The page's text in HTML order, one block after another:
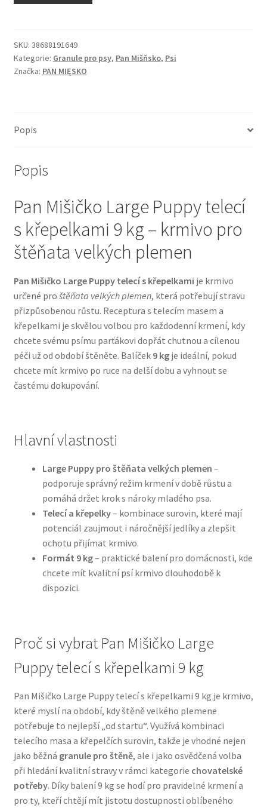
Odpočívadla pro kočky
Pamlsky pro kočky
Škrabadla pro kočky
Veterinární dieta pro kočky
Vše pro psy — Krmivo, doplňky, vybavení
Bozita pro psy — Švédské krmivo s nordickou kvalitou
Brit pro psy
Granule pro psy
Natural Trainer pro psy — Italské krmivo s
Happy Dog — Německá kvalita a přirozené složení
Hill’s pro psy
Hračky pro psy
Konzervy a kapsičky pro psy
N&D Farmina pro psy — Italské holistic krmivo
Oblečky pro psy
Pelíšky pro psy
Ortopedické pelíšky
Přepravky pro psy
Purizon pro psy — Vysoký obsah masa, bez obilovin
Royal Canin pro psy
SKU: 38688191649
Kategorie: Granule pro psy, Pan Mišňsko, Psi
Značka: PAN MIĘSKO
Popis
Popis
Pan Mišičko Large Puppy telecí
s křepelkami 9 kg – krmivo pro
štěňata velkých plemen
Pan Mišičko Large Puppy telecí s křepelkami je krmivo
určené pro štěňata velkých plemen, která potřebují stravu
přizpůsobenou růstu. Receptura s telecím masem a
křepelkami je skvělou volbou pro každodenní krmení, kdy
chcete svému psímu parťákovi dopřát chutnou a cílenou
péči už od období štěněte. Balíček 9 kgje ideální, pokud
chcete mít krmivo po ruce na delší dobu a vyhnout se
častému dokupování.
Hlavní vlastnosti
Large Puppy pro štěňata velkých plemen –
podporuje správný režim krmení v době růstu a
pomáhá držet krok s nároky mladého psa.
Telecí a křepelky– kombinace surovin, které mají
potenciál zaujmout i náročnější jedlíky a zlepšit
ochotu přijímat krmivo.
Formát 9 kg– praktické balení pro domácnosti, kde
chcete mít kvalitní psí krmivo dlouhodobě k
dispozici.
Proč si vybrat Pan Mišičko Large
Puppy telecí s křepelkami 9 kg
Pan Mišičko Large Puppy telecí s křepelkami 9 kg je krmivo,
které myslí na období, kdy štěně velkého plemene
potřebuje to nejlepší „od startu“. Využívá kombinaci
telecího masa a křepelčích surovin, takže je vhodné nejen
jako běžná granule pro štěně, ale i jako osvědčená volba
při hledání kvalitní stravy v rámci kategorie chovatelské
potřeby. Díky balení 9 kg se hodí pro pravidelné krmení a
pro ty, kteří chtějí mít jistotu dostupnosti oblíbeného